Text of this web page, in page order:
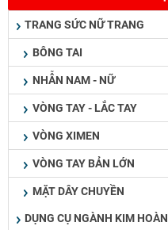
TRANG SỨC NỮ TRANG
BÔNG TAI
NHẪN NAM - NỮ
VÒNG TAY - LẮC TAY
VÒNG XIMEN
VÒNG TAY BẢN LỚN
MẶT DÂY CHUYỀN
DỤNG CỤ NGÀNH KIM HOÀN